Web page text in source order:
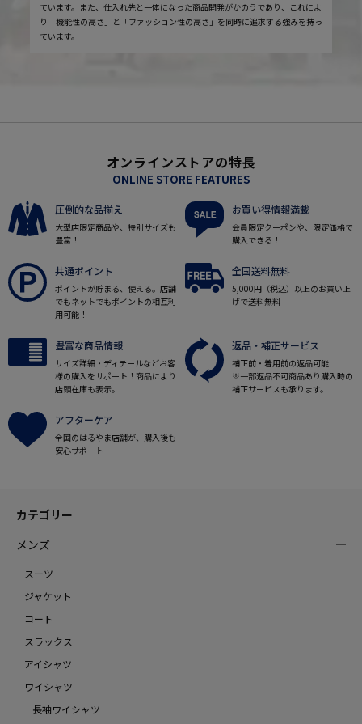
ています。また、仕入れ先と一体になった商品開発がかのうであり、これによ
り「機能性の高さ」と「ファッション性の高さ」を同時に追求する強みを持っ
ています。
オンラインストアの特長
ONLINE STORE FEATURES
圧倒的な品揃え
大型店限定商品や、特別サイズも
豊富！
お買い得情報満載
会員限定クーポンや、限定価格で
購入できる！
共通ポイント
ポイントが貯まる、使える。店舗
でもネットでもポイントの相互利
用可能！
全国送料無料
5,000円（税込）以上のお買い上
げで送料無料
豊富な商品情報
サイズ詳細・ディテールなどお客
様の購入をサポート！商品により
店頭在庫も表示。
返品・補正サービス
補正前・着用前の返品可能
※一部返品不可商品あり購入時の
補正サービスも承ります。
アフターケア
全国のはるやま店舗が、購入後も
安心サポート
カテゴリー
メンズ
スーツ
ジャケット
コート
スラックス
アイシャツ
ワイシャツ
長袖ワイシャツ